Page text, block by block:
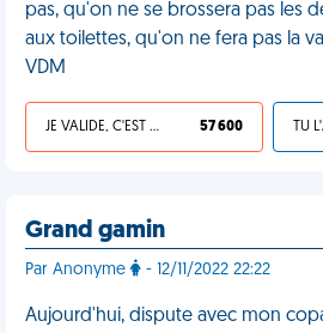
pas, qu'on ne se brossera pas les
aux toilettes, qu'on ne fera pas la
VDM
JE VALIDE, C'EST UNE VDM 57 600
Grand gamin
Par Anonyme - 12/11/2022 22:22
Aujourd'hui, dispute avec mon